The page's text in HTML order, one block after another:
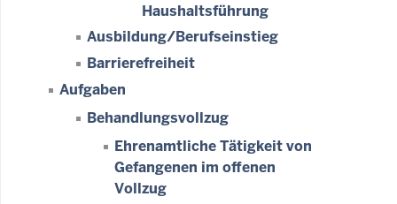
Haushaltsführung
Ausbildung/Berufseinstieg
Barrierefreiheit
Aufgaben
Behandlungsvollzug
Ehrenamtliche Tätigkeit von
Gefangenen im offenen
Vollzug